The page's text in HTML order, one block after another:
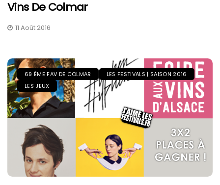
Vins De Colmar
11 Août 2016
69 ÈME FAV DE COLMAR
LES FESTIVALS | SAISON 2016
LES JEUX